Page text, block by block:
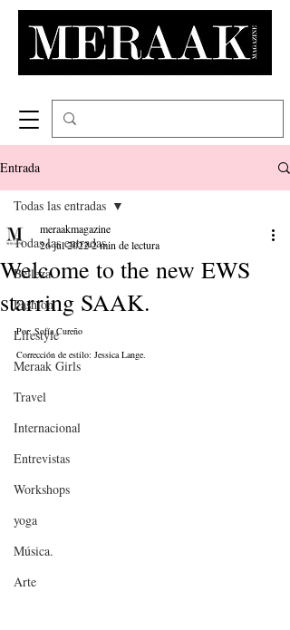
Entrada
Todas las entradas
Belleza
Fashion
Lifestyle
Meraak Girls
Travel
Internacional
Entrevistas
Workshops
yoga
Música.
Arte
Todas las entradas
Welcome to the new EWS
starring SAAK.
meraakmagazine
26 jul 20222 min de lectura
Por: Sofía Cureño
Corrección de estilo: Jessica Lange.